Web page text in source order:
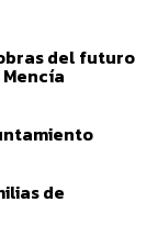
del futuro
de